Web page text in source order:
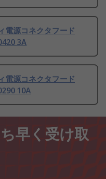
電源コネクタフード
3A
電源コネクタフード
10A
早く受け取